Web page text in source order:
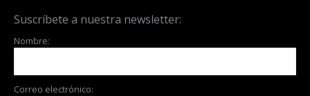
Suscríbete a nuestra newsletter:
Nombre:
Correo electrónico: